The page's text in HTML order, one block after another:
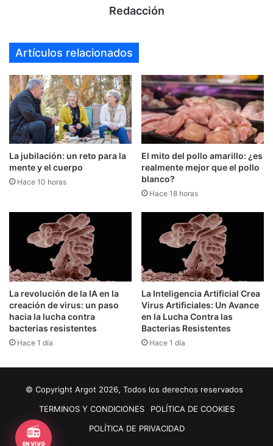
Redacción
Artículos relacionados
La jubilación: un reto para la
mente y el cuerpo
Hace 10 horas
El mito del pollo amarillo: ¿es
realmente mejor que el pollo
blanco?
Hace 18 horas
La revolución de la IA en la
creación de virus: un paso
hacia la lucha contra
bacterias resistentes
Hace 1 día
La Inteligencia Artificial Crea
Virus Artificiales: Un Avance
en la Lucha Contra las
Bacterias Resistentes
Hace 1 día
© Copyright Argot 2026, Todos los derechos reservados
TERMINOS Y CONDICIONES
POLÍTICA DE COOKIES
POLÍTICA DE PRIVACIDAD
📻
EN VIVO